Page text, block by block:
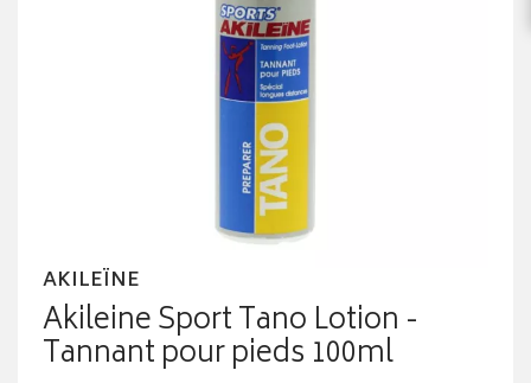
AKILEÏNE
Akileine Sport Tano Lotion -
Tannant pour pieds 100ml